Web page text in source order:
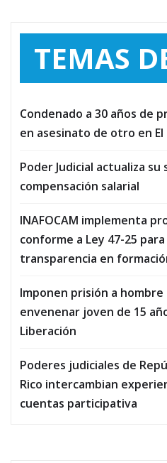
TEMAS
Condenado a 30 años de
en asesinato de otro en El
Poder Judicial actualiza su
compensación salarial
INAFOCAM implementa
conforme a Ley 47-25
transparencia en
Imponen prisión a
envenenar joven de 15
Liberación
Poderes judiciales de
Rico intercambian
cuentas participativa